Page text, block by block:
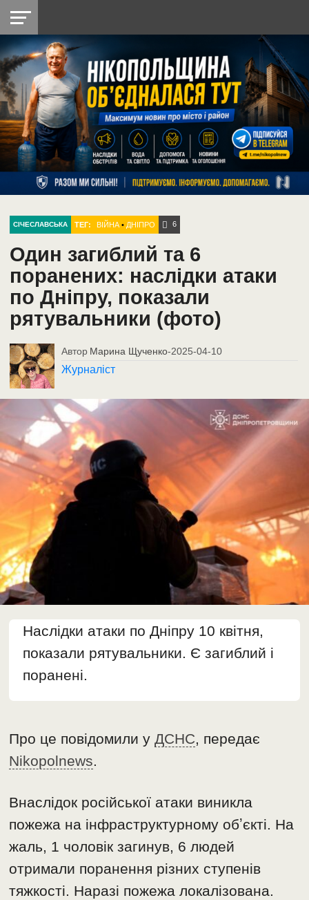
НІКОПОЛЬ
РАЙОН
СІЧЕСЛАВСЬКА
УКРАЇНА
РЕТРО
НІКОПОЛЬ
ЛАЙТ
УКРАЇНА
ДОПОМОГА
РАДІО
СІЧЕСЛАВСЬКА ТЕГ: ВІЙНА • ДНІПРО 6
Один загиблий та 6
поранених: наслідки атаки
по Дніпру, показали
рятувальники (фото)
Автор Марина Щученко-2025-04-10
Журналіст
Наслідки атаки по Дніпру 10 квітня,
показали рятувальники. Є загиблий і
поранені.
Про це повідомили уДСНС, передає
Nikopolnews.
Внаслідок російської атаки виникла
пожежа на інфраструктурному обʼєкті. На
жаль, 1 чоловік загинув, 6 людей
отримали поранення різних ступенів
тяжкості. Наразі пожежа локалізована.